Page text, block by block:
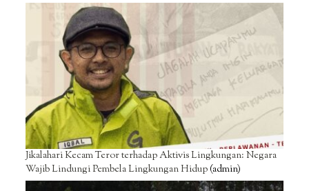
Jikalahari Kecam Teror terhadap Aktivis Lingkungan: Negara
Wajib Lindungi Pembela Lingkungan Hidup(admin)